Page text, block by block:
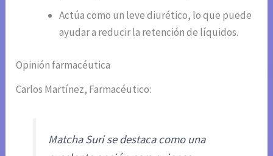
Actúa como un leve diurético, lo que puede
ayudar a reducir la retención de líquidos.
Opinión farmacéutica
Carlos Martínez, Farmacéutico:
Matcha Suri se destaca como una